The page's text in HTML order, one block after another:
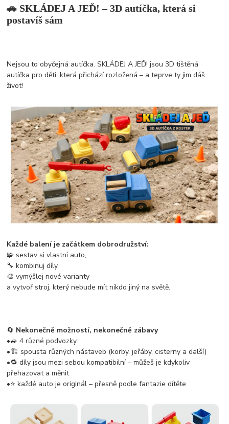
🚗 SKLÁDEJ A JEĎ! – 3D autíčka, která si
postavíš sám
Nejsou to obyčejná autíčka. SKLÁDEJ A JEĎ! jsou 3D tištěná
autíčka pro děti, která přichází rozložená – a teprve ty jim dáš
život!
Každé balení je začátkem dobrodružství:
🧩 sestav si vlastní auto,
🔧 kombinuj díly,
🎨 vymýšlej nové varianty
a vytvoř stroj, který nebude mít nikdo jiný na světě.
🔄 Nekonečně možností, nekonečně zábavy
•🚙 4 různé podvozky
•🏗️ spousta různých nástaveb (korby, jeřáby, cisterny a další)
•🔁 díly jsou mezi sebou kompatibilní – můžeš je kdykoliv
přehazovat a měnit
•⭐ každé auto je originál – přesně podle fantazie dítěte